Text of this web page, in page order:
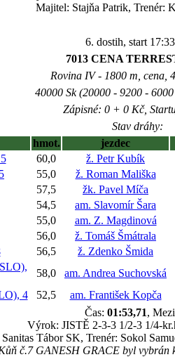
Majitel: Stajňa Patrik, Trenér:
6. dostih, start
7013 CENA
Rovina IV - 1800 m, cena,
40000 Sk (20000 - 9200 -
Zápisné: 0 + 0 Kč,
Stav dráhy:
hmot. jezdec
60,0 ž. Petr Kubík
55,0 ž. Roman Mališka
57,5 žk. Pavel Míča
54,5 am. Slavomír Šara
55,0 am. Z. Magdinová
56,0 ž. Tomáš Šmátrala
56,5 ž. Zdenko Šmida
58,0 am. Andrea Suchovská
4 52,5 am. František Kopča
Čas: 01:53,71,
Výrok: JISTĚ 2-3-3 1/2-3 1/4-
Tábor SK, Trenér: Sokol
č.7 GANESH GRACE byl vybrán